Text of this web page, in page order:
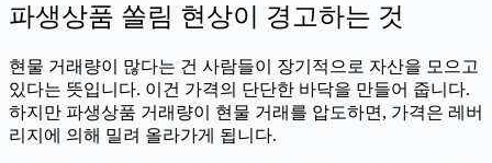
파생상품 쏠림 현상이 경고하는 것
현물 거래량이 많다는 건 사람들이 장기적으로 자산을 모으고
있다는 뜻입니다. 이건 가격의 단단한 바닥을 만들어 줍니다.
하지만 파생상품 거래량이 현물 거래를 압도하면, 가격은 레버
리지에 의해 밀려 올라가게 됩니다.